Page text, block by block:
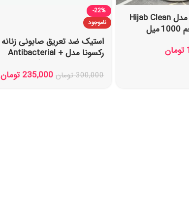
شامپو امرون مدل Hijab Clean
تومان
-22%
ناموجود
استیک ضد تعریق صابونی زنانه
رکسونا مدل Antibacterial +
300,000 تومان 235,000 تومان